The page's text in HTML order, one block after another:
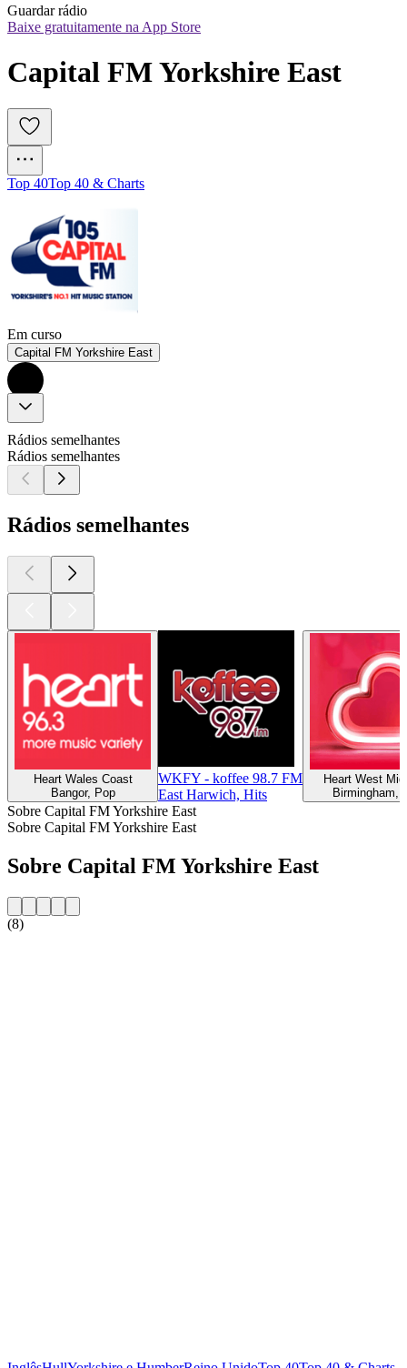
Guardar rádio
Baixe gratuitamente na App Store
Capital FM Yorkshire East
Top 40Top 40 & Charts
Em curso
Capital FM Yorkshire East
Rádios semelhantes
Rádios semelhantes
Rádios semelhantes
Heart Wales Coast
Bangor, Pop
WKFY - koffee 98.7 FM
East Harwich, Hits
Heart West
Birmingham,
Sobre Capital FM Yorkshire East
Sobre Capital FM Yorkshire East
Sobre Capital FM Yorkshire East
(8)